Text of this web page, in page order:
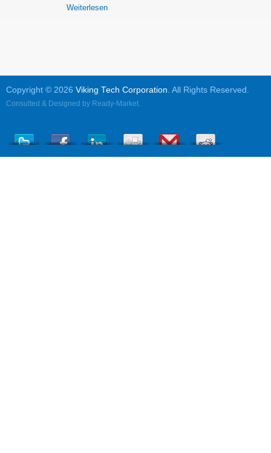
Weiterlesen
Copyright © 2026 Viking Tech Corporation. All Rights Reserved.
Consulted & Designed by Ready-Market.